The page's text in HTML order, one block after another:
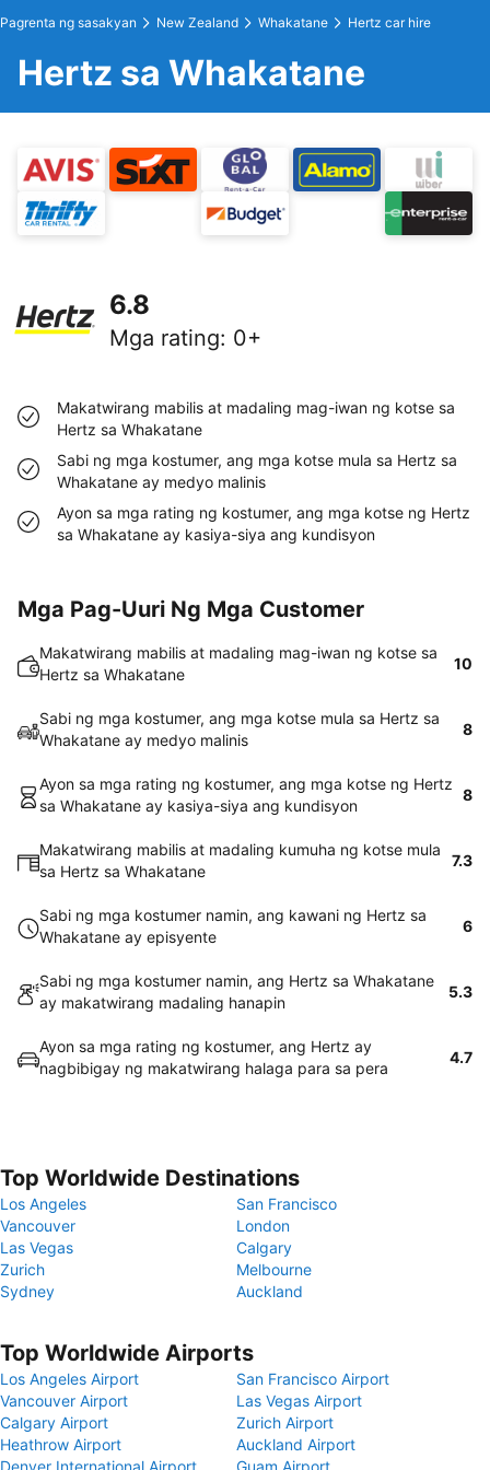
Pagrenta ng sasakyan New Zealand Whakatane Hertz car hire
Hertz sa Whakatane
6.8
Mga rating: 0+
Makatwirang mabilis at madaling mag-iwan ng kotse sa
Hertz sa Whakatane
Sabi ng mga kostumer, ang mga kotse mula sa Hertz sa
Whakatane ay medyo malinis
Ayon sa mga rating ng kostumer, ang mga kotse ng Hertz
sa Whakatane ay kasiya-siya ang kundisyon
Mga Pag-Uuri Ng Mga Customer
Makatwirang mabilis at madaling mag-iwan ng kotse sa
Hertz sa Whakatane
10
Sabi ng mga kostumer, ang mga kotse mula sa Hertz sa
Whakatane ay medyo malinis
8
Ayon sa mga rating ng kostumer, ang mga kotse ng Hertz
sa Whakatane ay kasiya-siya ang kundisyon
8
Makatwirang mabilis at madaling kumuha ng kotse mula
sa Hertz sa Whakatane
7.3
Sabi ng mga kostumer namin, ang kawani ng Hertz sa
Whakatane ay episyente
6
Sabi ng mga kostumer namin, ang Hertz sa Whakatane
ay makatwirang madaling hanapin
5.3
Ayon sa mga rating ng kostumer, ang Hertz ay
nagbibigay ng makatwirang halaga para sa pera
4.7
Top Worldwide Destinations
Los Angeles
San Francisco
Vancouver
London
Las Vegas
Calgary
Zurich
Melbourne
Sydney
Auckland
Top Worldwide Airports
Los Angeles Airport
San Francisco Airport
Vancouver Airport
Las Vegas Airport
Calgary Airport
Zurich Airport
Heathrow Airport
Auckland Airport
Denver International Airport
Guam Airport